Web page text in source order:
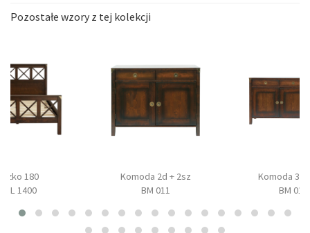
Pozostałe wzory z tej kolekcji
180
1400
Komoda 2d + 2sz
BM 011
Komoda 3d
BM 017